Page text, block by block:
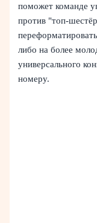
поможет команде
против
либо на более
универсального
номеру.